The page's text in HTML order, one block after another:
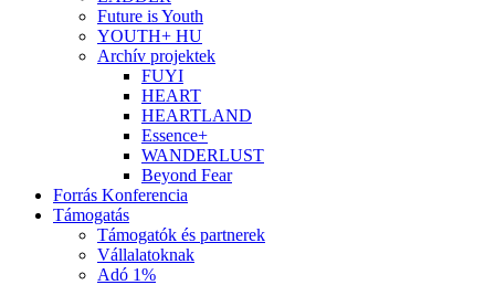
Future is Youth
YOUTH+ HU
Archív projektek
FUYI
HEART
HEARTLAND
Essence+
WANDERLUST
Beyond Fear
Forrás Konferencia
Támogatás
Támogatók és partnerek
Vállalatoknak
Adó 1%